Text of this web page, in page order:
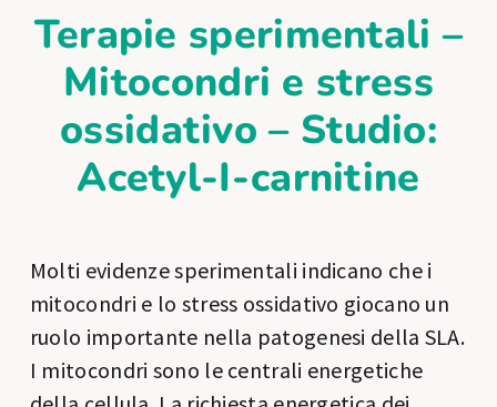
Terapie sperimentali –
Mitocondri e stress
ossidativo – Studio:
Acetyl-I-carnitine
Molti evidenze sperimentali indicano che i
mitocondri e lo stress ossidativo giocano un
ruolo importante nella patogenesi della SLA.
I mitocondri sono le centrali energetiche